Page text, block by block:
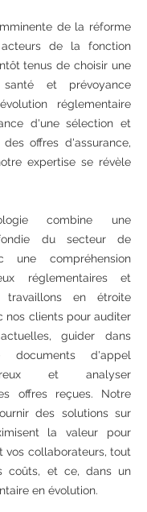
de la réforme
de la fonction
tenus de choisir une
santé et prévoyance
réglementaire
d'une sélection et
offres d'assurance,
expertise se révèle
combine une
du secteur de
une compréhension
réglementaires et
travaillons en étroite
nos clients pour auditer
guider dans
documents d'appel
et analyser
offres reçues. Notre
des solutions sur
la valeur pour
vos collaborateurs, tout
coûts, et ce, dans un
en évolution.